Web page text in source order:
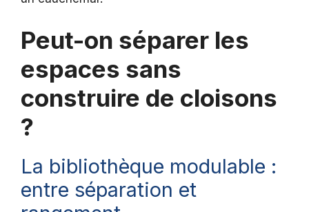
Peut-on séparer les
espaces sans
construire de cloisons
?
La bibliothèque modulable :
entre séparation et